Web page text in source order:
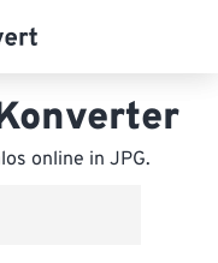
online in JPG.